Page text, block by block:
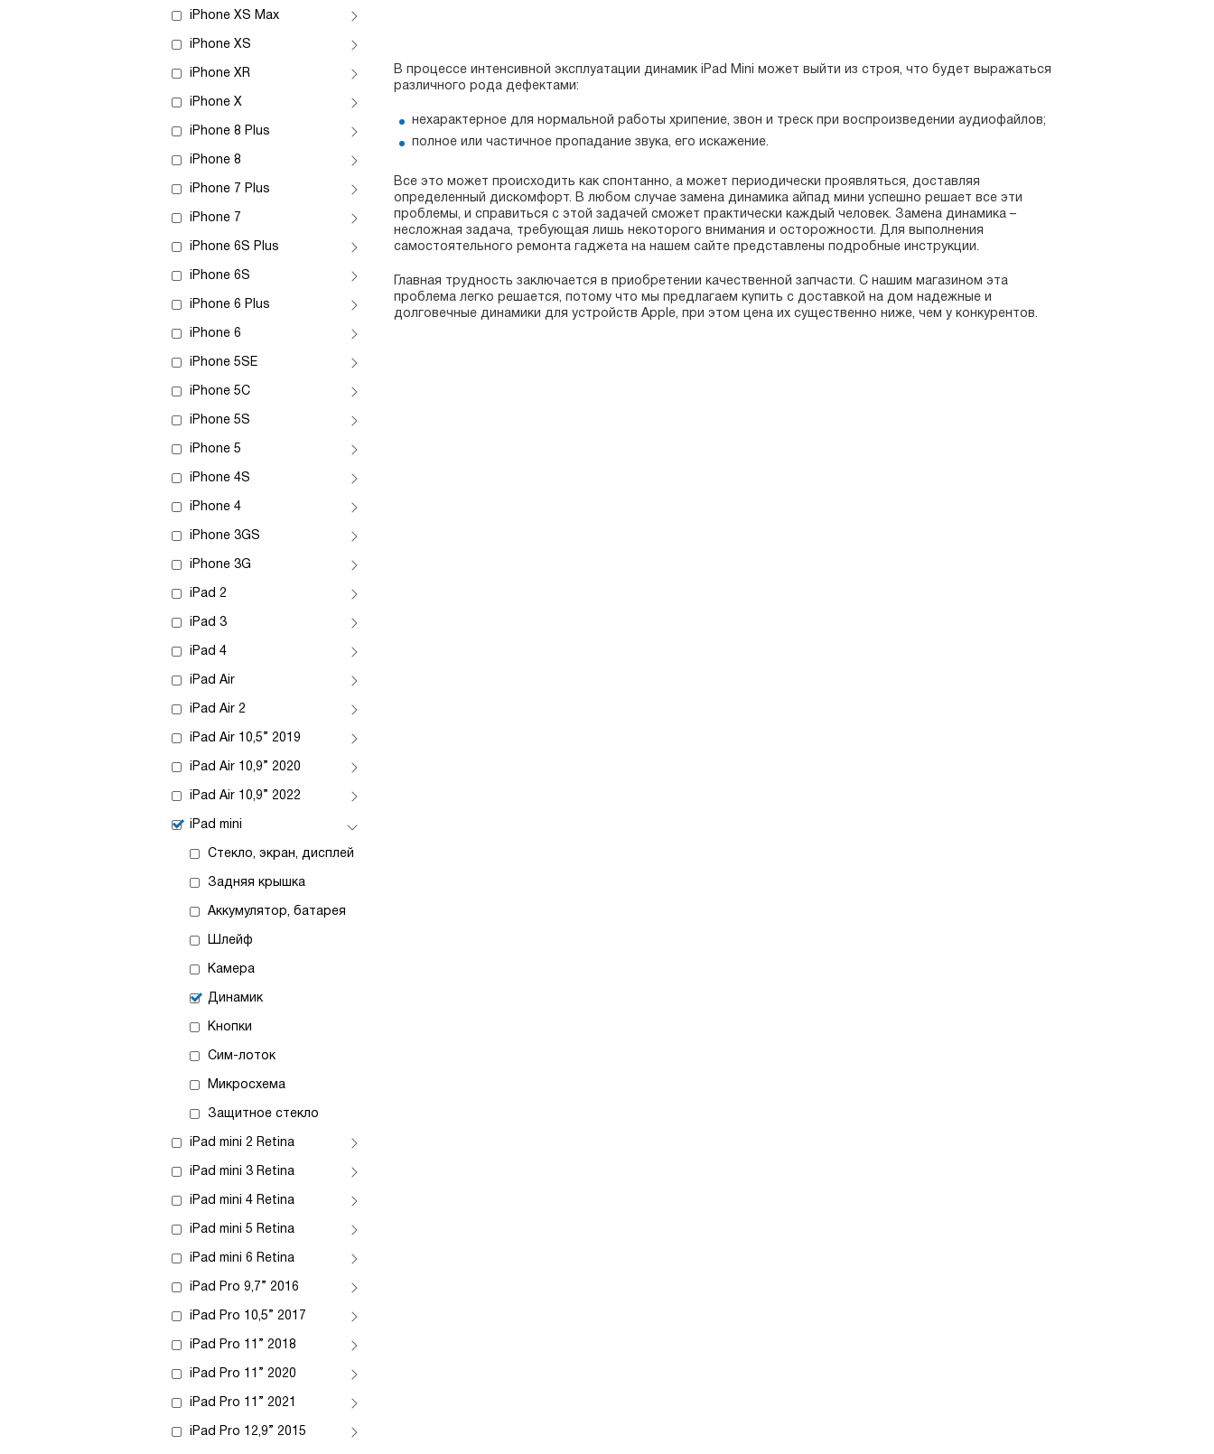
iPhone XS Max
iPhone XS
iPhone XR
iPhone X
iPhone 8 Plus
iPhone 8
iPhone 7 Plus
iPhone 7
iPhone 6S Plus
iPhone 6S
iPhone 6 Plus
iPhone 6
iPhone 5SE
iPhone 5C
iPhone 5S
iPhone 5
iPhone 4S
iPhone 4
iPhone 3GS
iPhone 3G
iPad 2
iPad 3
iPad 4
iPad Air
iPad Air 2
iPad Air 10,5” 2019
iPad Air 10,9” 2020
iPad Air 10,9” 2022
iPad mini
Стекло, экран, дисплей
Задняя крышка
Аккумулятор, батарея
Шлейф
Камера
Динамик
Кнопки
Сим-лоток
Микросхема
Защитное стекло
iPad mini 2 Retina
iPad mini 3 Retina
iPad mini 4 Retina
iPad mini 5 Retina
iPad mini 6 Retina
iPad Pro 9,7” 2016
iPad Pro 10,5” 2017
iPad Pro 11” 2018
iPad Pro 11” 2020
iPad Pro 11” 2021
iPad Pro 12,9” 2015
В процессе интенсивной эксплуатации динамик iPad Mini может выйти из строя, что будет выражаться
различного рода дефектами:
нехарактерное для нормальной работы хрипение, звон и треск при воспроизведении аудиофайлов;
полное или частичное пропадание звука, его искажение.
Все это может происходить как спонтанно, а может периодически проявляться, доставляя
определенный дискомфорт. В любом случае замена динамика айпад мини успешно решает все эти
проблемы, и справиться с этой задачей сможет практически каждый человек. Замена динамика –
несложная задача, требующая лишь некоторого внимания и осторожности. Для выполнения
самостоятельного ремонта гаджета на нашем сайте представлены подробные инструкции.
Главная трудность заключается в приобретении качественной запчасти. С нашим магазином эта
проблема легко решается, потому что мы предлагаем купить с доставкой на дом надежные и
долговечные динамики для устройств Apple, при этом цена их существенно ниже, чем у конкурентов.